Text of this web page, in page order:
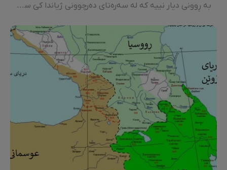
بە ڕوونی دیار نییە کە لە سەرەتای دەرچوونی ژیاندا کێ سەرنووسەر بووە. "جەمیل سائیب" سەروتار و چەند وتارێکی سیاسیی لە ژمارە سەرەتاکانیدا نووسیوە، خوێنەر وادەزانێ ئەو سەرنووسەری ڕۆژنامەکە بووە، بەڵام پاش چەند ژمارەیەک دەنگی نەماوە. بەشدارییەکەی لە نووسینەکانی ڕۆژنامەکەدا، وەکوو بەرچاو دەکەوێ هەر بە درێژەپێدانی چیرۆکی ”لە خەوما“ بووە. کە لە سەردەمی ژیانەوەدا دەستی پێ کردبوو.